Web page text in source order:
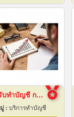
บริษัทรับทำบัญชี กรุงเทพ
: บริการทำบัญชี